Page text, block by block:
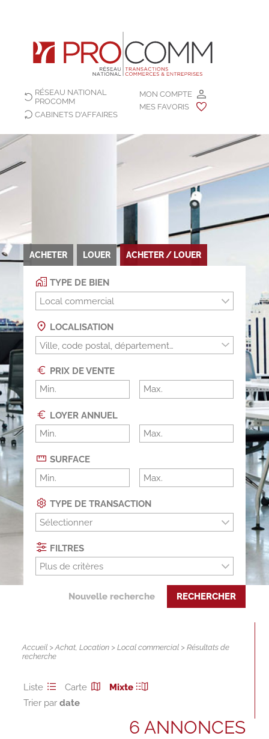
MON COMPTE
MES FAVORIS
RÉSEAU NATIONAL
PROCOMM
CABINETS D'AFFAIRES
ACHETER LOUER ACHETER / LOUER
TYPE DE BIEN
Local commercial
LOCALISATION
PRIX DE VENTE
LOYER ANNUEL
SURFACE
TYPE DE TRANSACTION
Sélectionner
FILTRES
Plus de critères
Nouvelle recherche RECHERCHER
Accueil >Achat,Location >Local commercial > Résultats de
recherche
Liste Carte
Mixte
Trier par
6 ANNONCES